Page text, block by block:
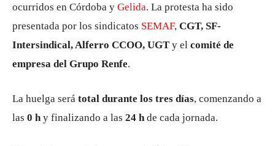
ocurridos en Córdoba y Gelida. La protesta ha sido
presentada por los sindicatos SEMAF, CGT, SF-
Intersindical, Alferro CCOO, UGT y el comité de
empresa del Grupo Renfe.
La huelga será total durante los tres días, comenzando a
las 0 h y finalizando a las 24 h de cada jornada.